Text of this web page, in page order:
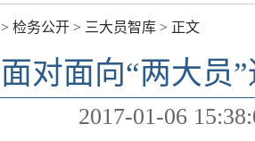
> 检务公开 > 三大员智库 > 正文
面对面向“两大员
2017-01-06